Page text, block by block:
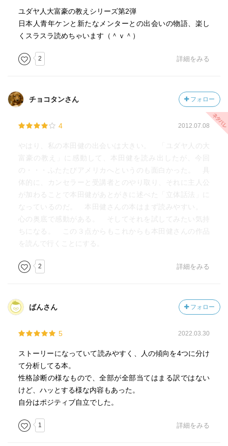
ユダヤ人大富豪の教えシリーズ第2弾
日本人青年ケンと新たなメンターとの出会いの物語、楽し
くスラスラ読めちゃいます（＾ｖ＾）
2 詳細をみる
チョコタンさん フォロー
4 2012.07.08
やはり、私の本田健の出会いは大きい。 「ユダヤ人の大
富豪の教え」に感動して、本田健を読み出したが、今回
の・・・ふたたびアメリカへというのも面白かった。 具
体的に、カンセラーと受講者とのやり取り、それに主人公
が加わることで本田健があとがきに述べた「立体話法」に
なっているのだ。 本田健さんの本はまず読みやすい。
心の奥底で感動がある。 そしてそれを試してみたい気持
ちになる。 この３点からもこれからも本田健さんの作品
を読んで行くことにする。
2 詳細をみる
ばんさん フォロー
5 2022.03.30
ストーリーになっていて読みやすく、人の傾向を4つに分け
て分析してる本。
性格診断の様なもので、全部が全部当てはまる訳ではない
けど、ハッとする様な内容もあった。
自分はポジティブ自立でした。
1 詳細をみる